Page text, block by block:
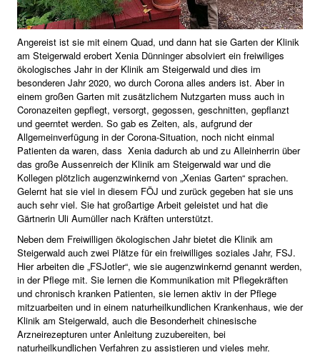
Angereist ist sie mit einem Quad, und dann hat sie Garten der Klinik
am Steigerwald erobert Xenia Dünninger absolviert ein freiwiliges
ökologisches Jahr in der Klinik am Steigerwald und dies im
besonderen Jahr 2020, wo durch Corona alles anders ist. Aber in
einem großen Garten mit zusätzlichem Nutzgarten muss auch in
Coronazeiten gepflegt, versorgt, gegossen, geschnitten, gepflanzt
und geerntet werden. So gab es Zeiten, als, aufgrund der
Allgemeinverfügung in der Corona-Situation, noch nicht einmal
Patienten da waren, dass Xenia dadurch ab und zu Alleinherrin über
das große Aussenreich der Klinik am Steigerwald war und die
Kollegen plötzlich augenzwinkernd von „Xenias Garten“ sprachen.
Gelernt hat sie viel in diesem FÖJ und zurück gegeben hat sie uns
auch sehr viel. Sie hat großartige Arbeit geleistet und hat die
Gärtnerin Uli Aumüller nach Kräften unterstützt.
Neben dem Freiwilligen ökologischen Jahr bietet die Klinik am
Steigerwald auch zwei Plätze für ein freiwilliges soziales Jahr, FSJ.
Hier arbeiten die „FSJotler“, wie sie augenzwinkernd genannt werden,
in der Pflege mit. Sie lernen die Kommunikation mit Pflegekräften
und chronisch kranken Patienten, sie lernen aktiv in der Pflege
mitzuarbeiten und in einem naturheilkundlichen Krankenhaus, wie der
Klinik am Steigerwald, auch die Besonderheit chinesische
Arzneirezepturen unter Anleitung zuzubereiten, bei
naturheilkundlichen Verfahren zu assistieren und vieles mehr.